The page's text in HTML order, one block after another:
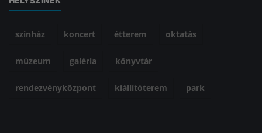
színház koncert étterem oktatás
múzeum galéria könyvtár
rendezvényközpont kiállítóterem park